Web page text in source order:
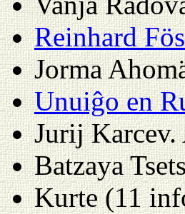
Reinhard
Jorma
Unuiĝo en
Jurij
Batzaya
Kurte (11